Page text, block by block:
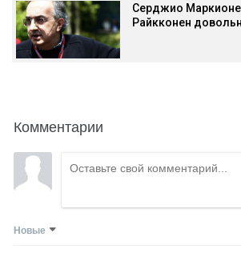
Серджио
Райкконен
Комментарии
Новые